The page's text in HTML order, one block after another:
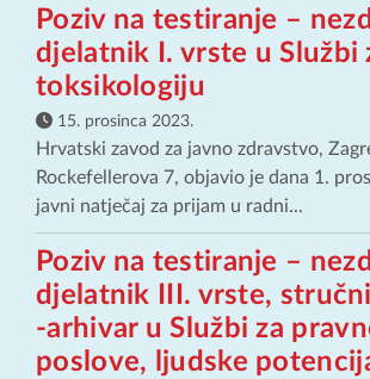
Poziv na testiranje –
djelatnik I. vrste u Službi
toksikologiju
15. prosinca 2023.
Hrvatski zavod za javno zdravstvo,
Rockefellerova 7, objavio je dana 1.
javni natječaj za prijam u radni...
Poziv na testiranje –
djelatnik III. vrste,
-arhivar u Službi za
poslove, ljudske